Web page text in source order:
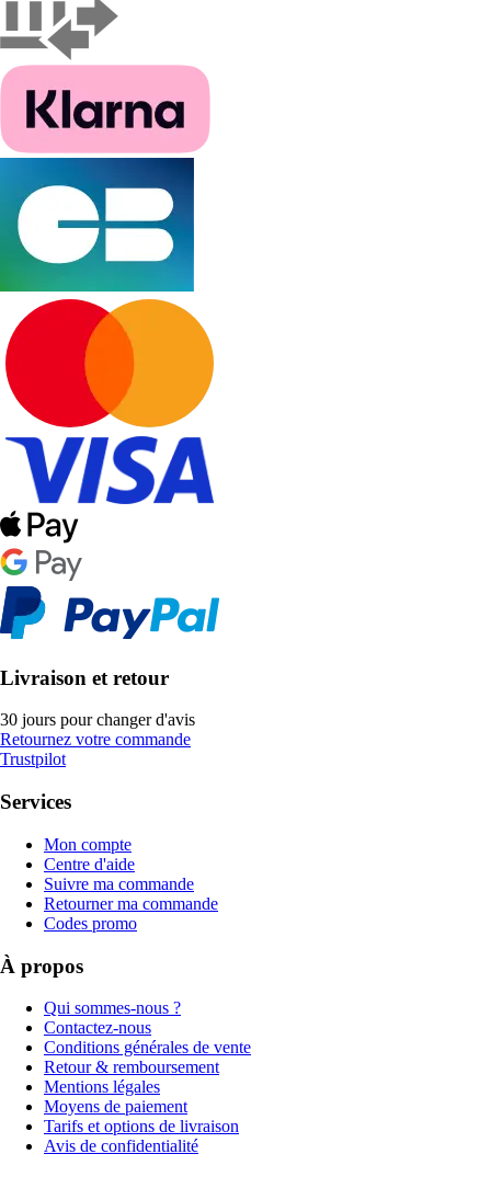
Livraison et retour
30 jours pour changer d'avis
Retournez votre commande
Trustpilot
Services
Mon compte
Centre d'aide
Suivre ma commande
Retourner ma commande
Codes promo
À propos
Qui sommes-nous ?
Contactez-nous
Conditions générales de vente
Retour & remboursement
Mentions légales
Moyens de paiement
Tarifs et options de livraison
Avis de confidentialité